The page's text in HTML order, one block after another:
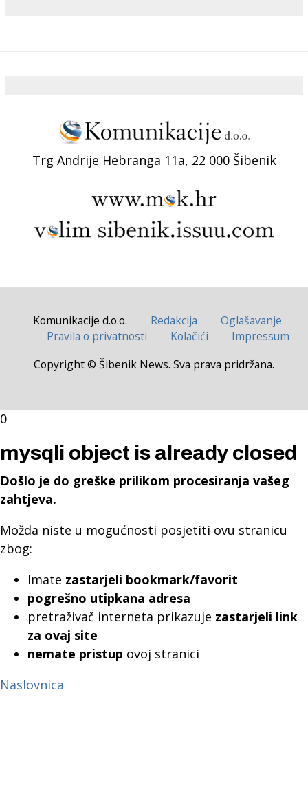
Trg Andrije Hebranga 11a, 22 000 Šibenik
Komunikacije d.o.o. Redakcija
Oglašavanje
Pravila o privatnosti
Kolačići
Impressum
Copyright © Šibenik News. Sva prava pridržana.
0
mysqli object is already closed
Došlo je do greške prilikom procesiranja vašeg
zahtjeva.
Možda niste u mogućnosti posjetiti ovu stranicu
zbog:
Imate zastarjeli bookmark/favorit
pogrešno utipkana adresa
pretraživač interneta prikazuje zastarjeli link
za ovaj site
nemate pristup ovoj stranici
Naslovnica